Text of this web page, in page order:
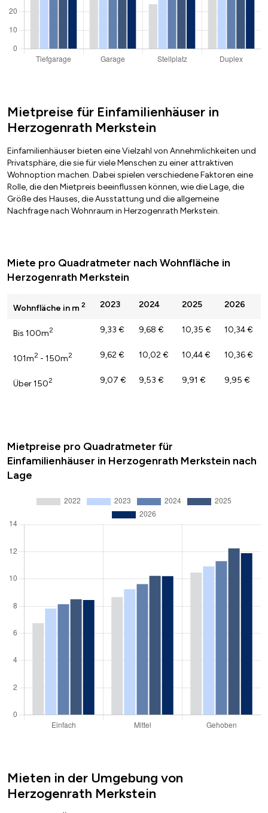
Mietpreise für Einfamilienhäuser in
Herzogenrath Merkstein
Einfamilienhäuser bieten eine Vielzahl von Annehmlichkeiten und
Privatsphäre, die sie für viele Menschen zu einer attraktiven
Wohnoption machen. Dabei spielen verschiedene Faktoren eine
Rolle, die den Mietpreis beeinflussen können, wie die Lage, die
Größe des Hauses, die Ausstattung und die allgemeine
Nachfrage nach Wohnraum in Herzogenrath Merkstein.
Miete pro Quadratmeter nach Wohnfläche in
Herzogenrath Merkstein
Wohnfläche in m 2 2023 2024 2025 2026
Bis 100m2 9,33 € 9,68 € 10,35 € 10,34 €
101m2 - 150m2 9,62 € 10,02 € 10,44 € 10,36 €
Über 1502 9,07 € 9,53 € 9,91 € 9,95 €
Mietpreise pro Quadratmeter für
Einfamilienhäuser in Herzogenrath Merkstein nach
Lage
Mieten in der Umgebung von
Herzogenrath Merkstein